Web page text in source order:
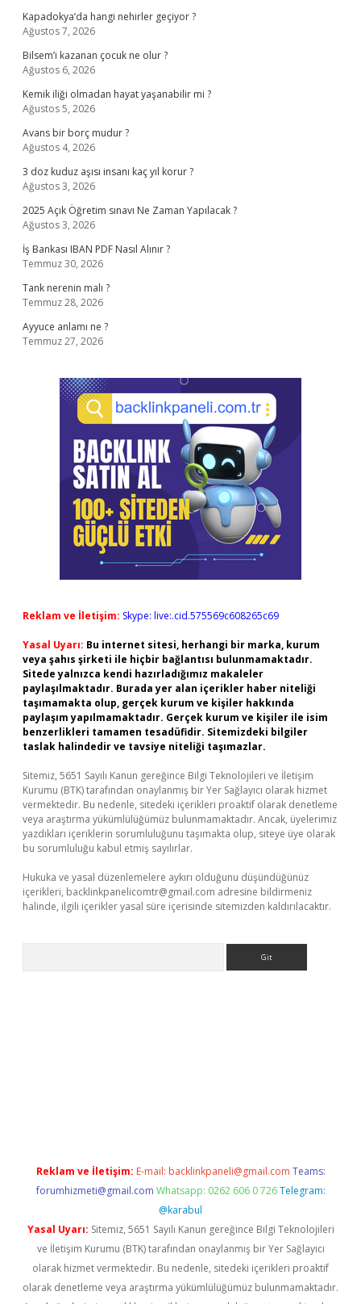
Kapadokya’da hangi nehirler geçiyor ?
Ağustos 7, 2026
Bilsem’i kazanan çocuk ne olur ?
Ağustos 6, 2026
Kemik iliği olmadan hayat yaşanabilir mi ?
Ağustos 5, 2026
Avans bir borç mudur ?
Ağustos 4, 2026
3 doz kuduz aşısı insanı kaç yıl korur ?
Ağustos 3, 2026
2025 Açık Öğretim sınavı Ne Zaman Yapılacak ?
Ağustos 3, 2026
İş Bankası IBAN PDF Nasıl Alınır ?
Temmuz 30, 2026
Tank nerenin malı ?
Temmuz 28, 2026
Ayyuce anlamı ne ?
Temmuz 27, 2026
Reklam ve İletişim: Skype: live:.cid.575569c608265c69
Yasal Uyarı: Bu internet sitesi, herhangi bir marka, kurum
veya şahıs şirketi ile hiçbir bağlantısı bulunmamaktadır.
Sitede yalnızca kendi hazırladığımız makaleler
paylaşılmaktadır. Burada yer alan içerikler haber niteliği
taşımamakta olup, gerçek kurum ve kişiler hakkında
paylaşım yapılmamaktadır. Gerçek kurum ve kişiler ile isim
benzerlikleri tamamen tesadüfidir. Sitemizdeki bilgiler
taslak halindedir ve tavsiye niteliği taşımazlar.
Sitemiz, 5651 Sayılı Kanun gereğince Bilgi Teknolojileri ve İletişim
Kurumu (BTK) tarafından onaylanmış bir Yer Sağlayıcı olarak hizmet
vermektedir. Bu nedenle, sitedeki içerikleri proaktif olarak denetleme
veya araştırma yükümlülüğümüz bulunmamaktadır. Ancak, üyelerimiz
yazdıkları içeriklerin sorumluluğunu taşımakta olup, siteye üye olarak
bu sorumluluğu kabul etmiş sayılırlar.
Hukuka ve yasal düzenlemelere aykırı olduğunu düşündüğünüz
içerikleri, backlinkpanelicomtr@gmail.com adresine bildirmeniz
halinde, ilgili içerikler yasal süre içerisinde sitemizden kaldırılacaktır.
Reklam ve İletişim: E-mail: backlinkpaneli@gmail.com Teams:
forumhizmeti@gmail.com Whatsapp: 0262 606 0 726 Telegram:
@karabul
Yasal Uyarı: Sitemiz, 5651 Sayılı Kanun gereğince Bilgi Teknolojileri
ve İletişim Kurumu (BTK) tarafından onaylanmış bir Yer Sağlayıcı
olarak hizmet vermektedir. Bu nedenle, sitedeki içerikleri proaktif
olarak denetleme veya araştırma yükümlülüğümüz bulunmamaktadır.